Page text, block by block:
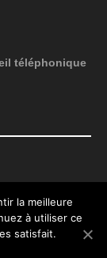
téléphonique
la meilleure
à utiliser ce
satisfait.